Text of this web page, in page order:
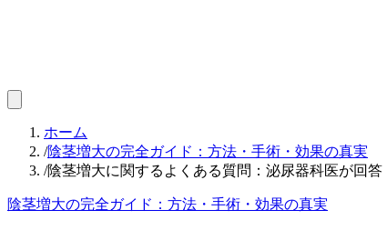
ホーム
/陰茎増大の完全ガイド：方法・手術・効果の真実
/陰茎増大に関するよくある質問：泌尿器科医が回答
陰茎増大の完全ガイド：方法・手術・効果の真実